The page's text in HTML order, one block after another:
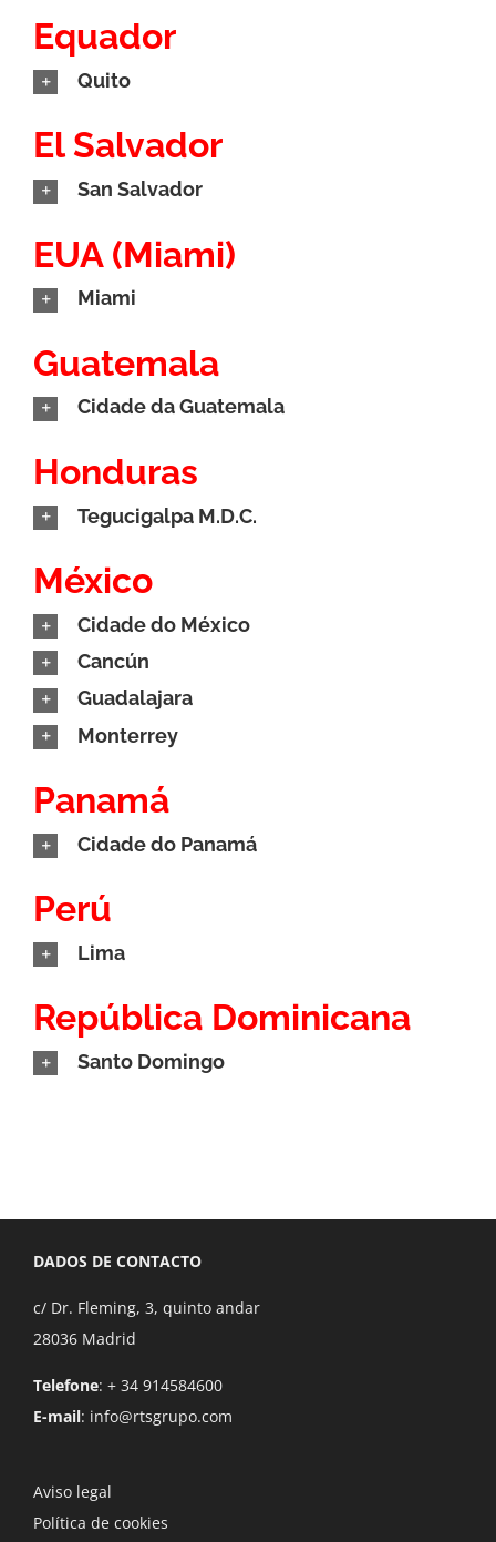
Equador
Quito
El Salvador
San Salvador
EUA (Miami)
Miami
Guatemala
Cidade da Guatemala
Honduras
Tegucigalpa M.D.C.
México
Cidade do México
Cancún
Guadalajara
Monterrey
Panamá
Cidade do Panamá
Perú
Lima
República Dominicana
Santo Domingo
DADOS DE CONTACTO
c/ Dr. Fleming, 3, quinto andar
28036 Madrid
Telefone: + 34 914584600
E-mail: info@rtsgrupo.com
Aviso legal
Política de cookies